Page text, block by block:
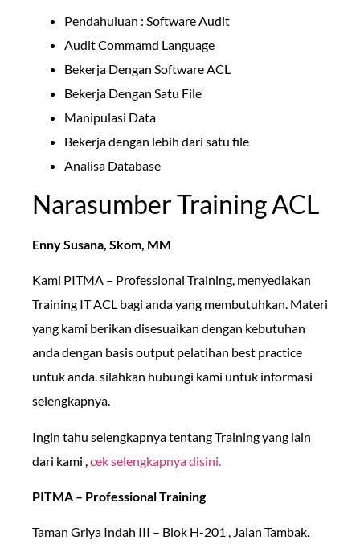
Pendahuluan : Software Audit
Audit Commamd Language
Bekerja Dengan Software ACL
Bekerja Dengan Satu File
Manipulasi Data
Bekerja dengan lebih dari satu file
Analisa Database
Narasumber Training ACL
Enny Susana, Skom, MM
Kami PITMA – Professional Training, menyediakan
Training IT ACL bagi anda yang membutuhkan. Materi
yang kami berikan disesuaikan dengan kebutuhan
anda dengan basis output pelatihan best practice
untuk anda. silahkan hubungi kami untuk informasi
selengkapnya.
Ingin tahu selengkapnya tentang Training yang lain
dari kami , cek selengkapnya disini.
PITMA – Professional Training
Taman Griya Indah III – Blok H-201 , Jalan Tambak.